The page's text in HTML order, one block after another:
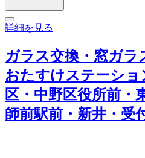
詳細を見る
ガラス交換・窓ガラ
おたすけステーショ
区・中野区役所前・
師前駅前・新井・受